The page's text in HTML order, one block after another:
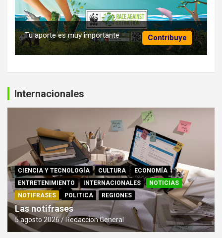
Contribuye
Tu aporte es muy importante
Internacionales
CIENCIA Y TECNOLOGÍA CULTURA
ECONOMÍA
ENTRETENIMIENTO
INTERNACIONALES
NOTICIAS
NOTIFRASES
POLITICA REGIONES
Las notifrases
5 agosto 2026 Redaccion General